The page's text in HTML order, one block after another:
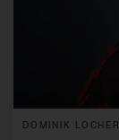
DOMINIK LOCHER